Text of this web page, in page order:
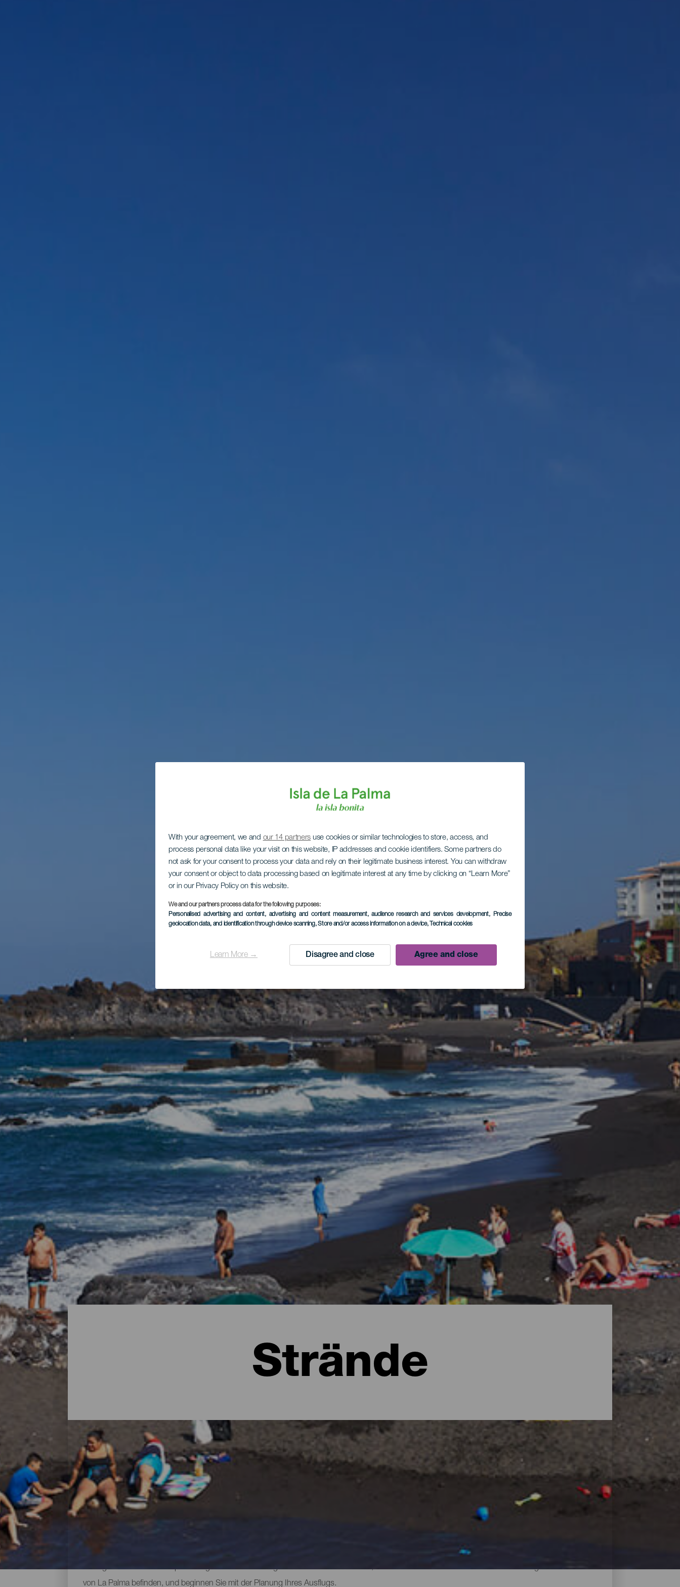
With your agreement, we and our 14 partners use cookies or similar technologies to store, access, and
process personal data like your visit on this website, IP addresses and cookie identifiers. Some partners do
not ask for your consent to process your data and rely on their legitimate business interest. You can withdraw
your consent or object to data processing based on legitimate interest at any time by clicking on “Learn More”
or in our Privacy Policy on this website.
We and our partners process data for the following purposes:
Personalised advertising and content, advertising and content measurement, audience research and services development, Precise
geolocation data, and identification through device scanning, Store and/or access information on a device, Technical cookies
Learn More → Disagree and close Agree and close
Strände
Alle Strände von La Palma
Wenn man an La Palma denkt, stellt man sich normalerweise üppige Wälder in allen Grüntönen und zerklüftete Landschaften vor, die von Vulkanen
bewacht werden, aber die Natur der Insel hält auch Überraschungen in Form von Stränden bereit. Es gibt städtische Strände mit allen
das Gefühl von Freiheit erleben kann. Sie alle haben jedoch etwas gemeinsam: ihren einzigartigen schwarzen Sand und die Möglichkeit, sie dank des
sonnigen Klimas des Archipels das ganze Jahr über zu genießen. Finden Sie heraus, wie sie beschaffen sind und wo sich die wichtigsten Strände
von La Palma befinden, und beginnen Sie mit der Planung Ihres Ausflugs.